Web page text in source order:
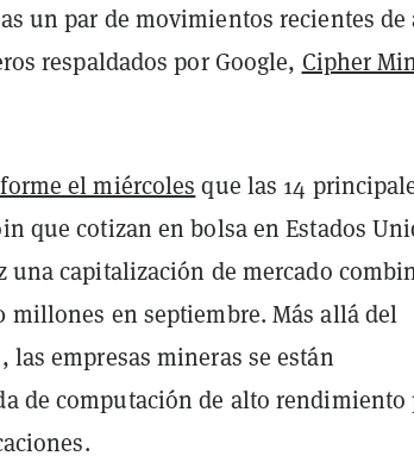
un par de movimientos recientes de
respaldados por Google, Cipher
el miércoles que las 14
que cotizan en bolsa en Estados
una capitalización de mercado
millones en septiembre. Más allá del
empresas mineras se están
de computación de alto rendimiento